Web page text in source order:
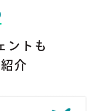
ントも
介